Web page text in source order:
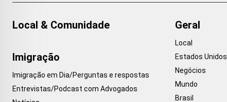
Local & Comunidade
Imigração
Imigração em Dia/Perguntas e respostas
Entrevistas/Podcast com Advogados
Geral
Local
Estados Unidos
Negócios
Mundo
Brasil